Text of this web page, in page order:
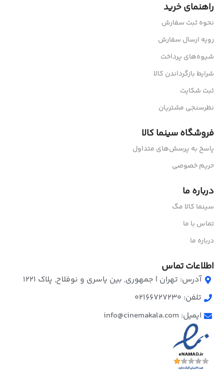
راهنمای خرید
نحوه ثبت سفارش
رویه ارسال سفارش
شیوه‌های پرداخت
شرایط بازگرداندن کالا
ثبت شکایت
نظرسنجی مشتریان
فروشگاه سینما کالا
پاسخ به پرسش‌های متداول
حریم خصوصی
درباره ما
سینما کالا مگ
تماس با ما
درباره ما
اطلاعات تماس
آدرس: تهران | جمهوری, بین یاسری و نوفلاح, پلاک ۱۲۲۱
تلفن: 02166727230
ایمیل: info@cinemakala.com